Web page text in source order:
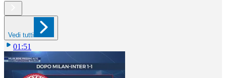
Vedi tutti
01:51